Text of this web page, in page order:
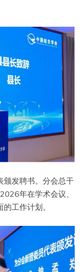
颁发聘书。分会总干
年在学术会议、
工作计划。